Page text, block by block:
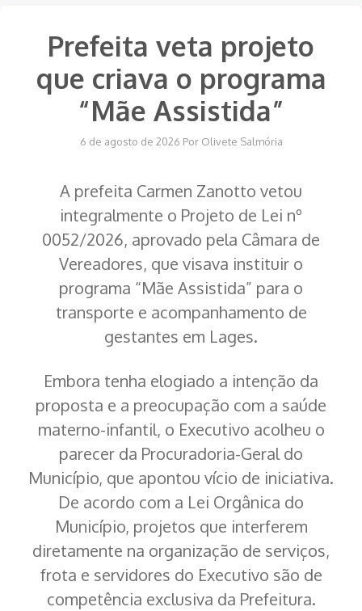
Prefeita veta projeto
que criava o programa
“Mãe Assistida”
6 de agosto de 2026 Por Olivete Salmória
A prefeita Carmen Zanotto vetou
integralmente o Projeto de Lei nº
0052/2026, aprovado pela Câmara de
Vereadores, que visava instituir o
programa “Mãe Assistida” para o
transporte e acompanhamento de
gestantes em Lages.
Embora tenha elogiado a intenção da
proposta e a preocupação com a saúde
materno-infantil, o Executivo acolheu o
parecer da Procuradoria-Geral do
Município, que apontou vício de iniciativa.
De acordo com a Lei Orgânica do
Município, projetos que interferem
diretamente na organização de serviços,
frota e servidores do Executivo são de
competência exclusiva da Prefeitura.